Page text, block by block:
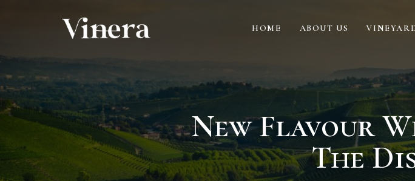
HOME ABOUT US
New Flavour
The